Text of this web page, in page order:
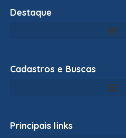
Destaque
Cadastros e Buscas
Principais links